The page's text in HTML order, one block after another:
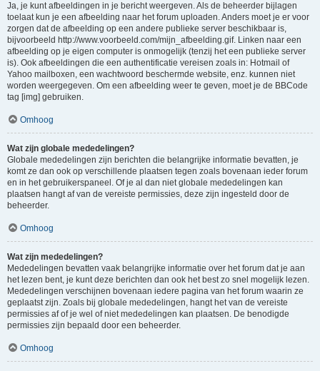
Ja, je kunt afbeeldingen in je bericht weergeven. Als de beheerder bijlagen
toelaat kun je een afbeelding naar het forum uploaden. Anders moet je er voor
zorgen dat de afbeelding op een andere publieke server beschikbaar is,
bijvoorbeeld http://www.voorbeeld.com/mijn_afbeelding.gif. Linken naar een
afbeelding op je eigen computer is onmogelijk (tenzij het een publieke server
is). Ook afbeeldingen die een authentificatie vereisen zoals in: Hotmail of
Yahoo mailboxen, een wachtwoord beschermde website, enz. kunnen niet
worden weergegeven. Om een afbeelding weer te geven, moet je de BBCode
tag [img] gebruiken.
Omhoog
Wat zijn globale mededelingen?
Globale mededelingen zijn berichten die belangrijke informatie bevatten, je
komt ze dan ook op verschillende plaatsen tegen zoals bovenaan ieder forum
en in het gebruikerspaneel. Of je al dan niet globale mededelingen kan
plaatsen hangt af van de vereiste permissies, deze zijn ingesteld door de
beheerder.
Omhoog
Wat zijn mededelingen?
Mededelingen bevatten vaak belangrijke informatie over het forum dat je aan
het lezen bent, je kunt deze berichten dan ook het best zo snel mogelijk lezen.
Mededelingen verschijnen bovenaan iedere pagina van het forum waarin ze
geplaatst zijn. Zoals bij globale mededelingen, hangt het van de vereiste
permissies af of je wel of niet mededelingen kan plaatsen. De benodigde
permissies zijn bepaald door een beheerder.
Omhoog